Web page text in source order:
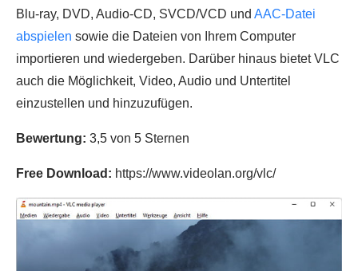
Blu-ray, DVD, Audio-CD, SVCD/VCD und AAC-Datei
abspielen sowie die Dateien von Ihrem Computer
importieren und wiedergeben. Darüber hinaus bietet VLC
auch die Möglichkeit, Video, Audio und Untertitel
einzustellen und hinzuzufügen.
Bewertung: 3,5 von 5 Sternen
Free Download: https://www.videolan.org/vlc/